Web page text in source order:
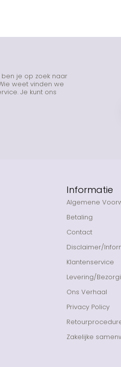
je op zoek naar
weet vinden we
Je kunt ons
Informatie
Algemene
Betaling
Contact
Disclaimer/
Klantenservice
Levering/
Ons Verhaal
Privacy Policy
Zakelijke